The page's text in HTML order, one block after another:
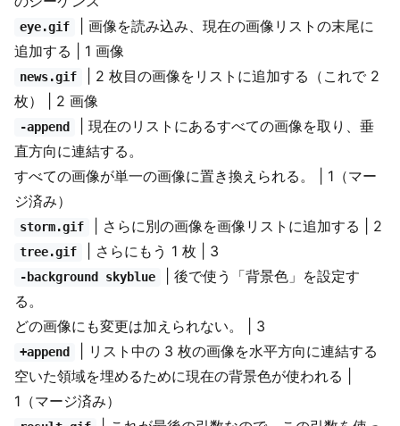
eye.gif
| 画像を読み込み、現在の画像リストの末尾に
追加する | 1 画像
news.gif
| 2 枚目の画像をリストに追加する（これで 2
枚） | 2 画像
-append
| 現在のリストにあるすべての画像を取り、垂
直方向に連結する。
すべての画像が単一の画像に置き換えられる。 | 1（マー
ジ済み）
storm.gif | さらに別の画像を画像リストに追加する | 2
tree.gif | さらにもう 1 枚 | 3
-background skyblue
| 後で使う「背景色」を設定す
る。
どの画像にも変更は加えられない。 | 3
+append
| リスト中の 3 枚の画像を水平方向に連結する
空いた領域を埋めるために現在の背景色が使われる |
1（マージ済み）